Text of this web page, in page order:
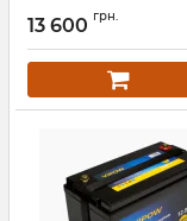
13 600 грн.